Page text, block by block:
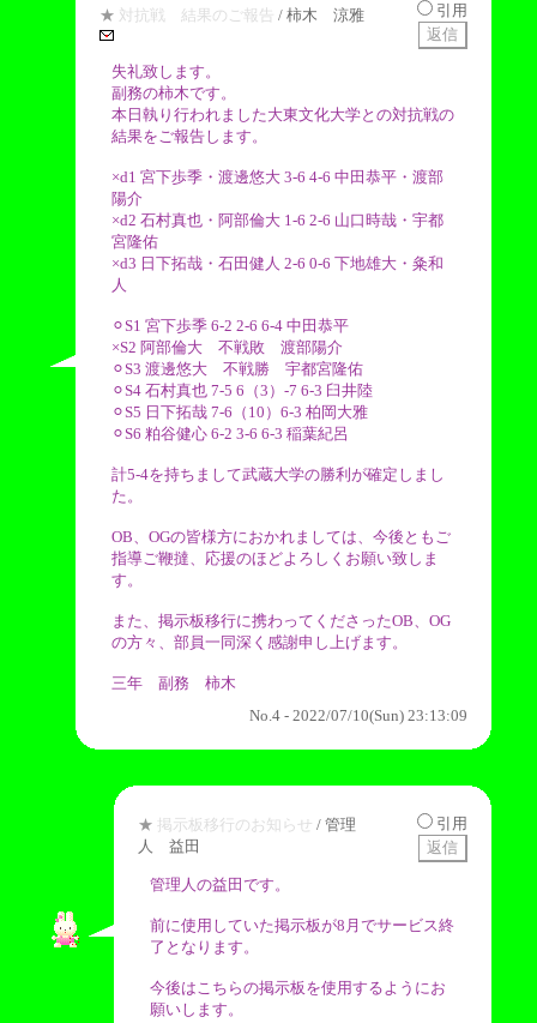
★ 対抗戦 結果のご報告 / 柿木 涼雅 引用
失礼致します。
副務の柿木です。
本日執り行われました大東文化大学との対抗戦の
結果をご報告します。
×d1 宮下歩季・渡邊悠大 3-6 4-6 中田恭平・渡部
陽介
×d2 石村真也・阿部倫大 1-6 2-6 山口時哉・宇都
宮隆佑
×d3 日下拓哉・石田健人 2-6 0-6 下地雄大・粂和
人
⚪︎S1 宮下歩季 6-2 2-6 6-4 中田恭平
×S2 阿部倫大 不戦敗 渡部陽介
⚪︎S3 渡邊悠大 不戦勝 宇都宮隆佑
⚪︎S4 石村真也 7-5 6（3）-7 6-3 臼井陸
⚪︎S5 日下拓哉 7-6（10）6-3 柏岡大雅
⚪︎S6 粕谷健心 6-2 3-6 6-3 稲葉紀呂
計5-4を持ちまして武蔵大学の勝利が確定しまし
た。
OB、OGの皆様方におかれましては、今後ともご
指導ご鞭撻、応援のほどよろしくお願い致しま
す。
また、掲示板移行に携わってくださったOB、OG
の方々、部員一同深く感謝申し上げます。
三年 副務 柿木
No.4 - 2022/07/10(Sun) 23:13:09
★ 掲示板移行のお知らせ / 管理
人 益田
引用
管理人の益田です。
前に使用していた掲示板が8月でサービス終
了となります。
今後はこちらの掲示板を使用するようにお
願いします。